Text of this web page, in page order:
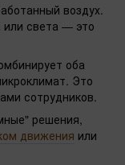
воздух.
света — это
оба
Это
сотрудников.
решения,
движения или